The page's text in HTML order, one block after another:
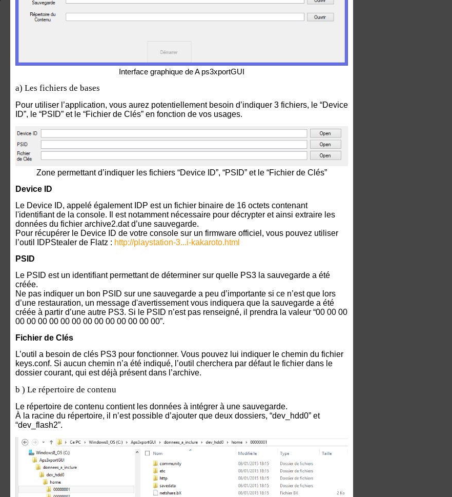
Interface graphique de A ps3xportGUI
a) Les fichiers de bases
Pour utiliser l’application, vous aurez potentiellement besoin d’indiquer 3 fichiers, le “Device
ID”, le “PSID” et le “Fichier de Clés” en fonction de vos usages.
Zone permettant d’indiquer les fichiers “Device ID”, “PSID” et le “Fichier de Clés”
Device ID
Le Device ID, appelé également IDP est un fichier binaire de 16 octets contenant
l'identifiant de la console. Il est notamment nécessaire pour décrypter et ainsi extraire les
données du fichier archive2.dat d’une sauvegarde.
Pour récupérer le Device ID de votre console sur un firmware officiel, vous pouvez utiliser
l’outil IDPStealer de Flatz : http://playstation-3...i-kakaroto.html
PSID
Le PSID est un identifiant permettant de déterminer sur quelle PS3 la sauvegarde a été
créée.
Ne pas indiquer un bon PSID sur une sauvegarde a peu d’importante si ce n’est que lors
d’une restauration, un message d'avertissement vous indiquera que la sauvegarde a été
créée à partir d’une autre PS3. Si le PSID n’est pas renseigné, il prendra la valeur “00 00 00
00 00 00 00 00 00 00 00 00 00 00 00 00”.
Fichier de Clés
L’outil a besoin de clés PS3 pour fonctionner. Vous pouvez lui indiquer le chemin du fichier
keys.conf. Si aucun chemin n’a été indiqué, l’outil cherchera par défaut le fichier dans le
dossier courant, qui est déjà présent dans l’archive.
b ) Le répertoire de contenu
Le répertoire de contenu contient les données à intégrer à une sauvegarde.
À la racine du répertoire, il n’est possible d’ajouter que deux dossiers, “dev_hdd0” et
“dev_flash2”.